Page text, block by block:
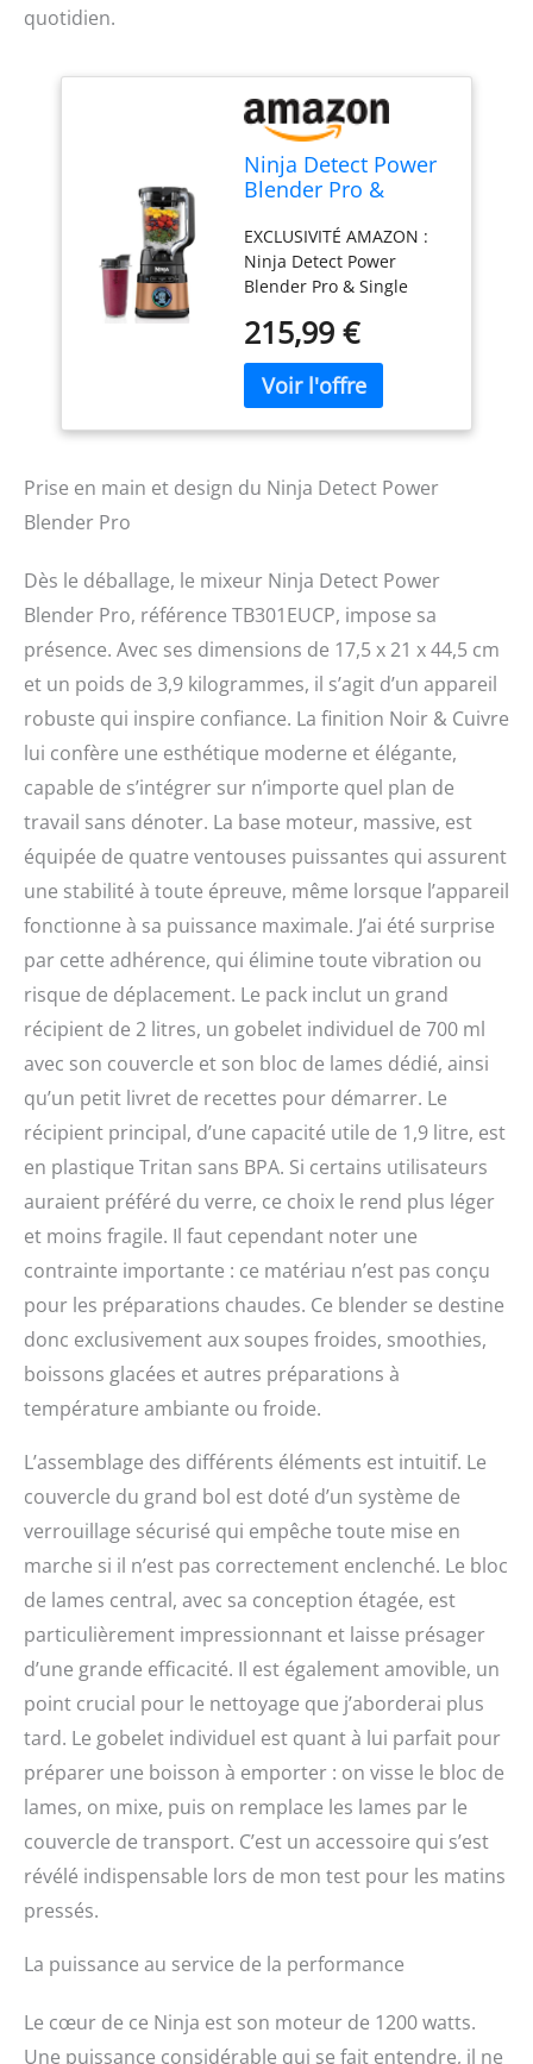
quotidien.
Ninja Detect Power
Blender Pro &
mixeur 1200W avec
récipient 2L, 1
gobelets individuel,
mixeur pour
smoothies et
boissons glacées,
hachage de
légumes, Noir &
Cuivre, TB301EUCP
EXCLUSIVITÉ AMAZON :
Ninja Detect Power
Blender Pro & Single
intelligemment les
ingrédients, la taille des
portions et la glace, puis
ajuste automatiquement
la vitesse, le temps et les
résultats parfaitement
ce mixeur personnel en
un seul appareil. Créez
des sauces et des
smoothies dans les
gobelets individuels. Ou
mixez des cocktails
dans le grand récipient
CADRAN DE DÉTECTION :
Le cadran facile à lire
vous permet de contrôler
entièrement le mixage, le
hachage, etc. Choisissez
parmi 15 modes (11
manuels et 4
automatiques).
Comprend également un
minuteur et une
notification d'ajout de
liquide MODES AUTO,
MANUEL et PRÉRÉGLÉ :
Les mixeurs Ninja Detect
vous permettent de
prendre le contrôle de
la technologie
automatique BlendSense,
des 10 vitesses et des
modes préréglés
pratiques INCLUS : Base
moteur de 1200 W,
récipient avec couvercle
de 2L (max. 1,9L de
liquide), 2 gobelets de
liquide), lame Ninja
Detect Total Crushing
pour écraser et hacher,
lames Hybrid Edge, guide
d'inspiration et de
sont : H : 44,5 cm x L : 21
cm x P : 17,5 cm. Poids :
4,83 kg. Couleur : Noir &
Cuivre
215,99 €
Prise en main et design du Ninja Detect Power
Blender Pro
Dès le déballage, le mixeur Ninja Detect Power
Blender Pro, référence TB301EUCP, impose sa
présence. Avec ses dimensions de 17,5 x 21 x 44,5 cm
et un poids de 3,9 kilogrammes, il s’agit d’un appareil
robuste qui inspire confiance. La finition Noir & Cuivre
lui confère une esthétique moderne et élégante,
capable de s’intégrer sur n’importe quel plan de
travail sans dénoter. La base moteur, massive, est
équipée de quatre ventouses puissantes qui assurent
une stabilité à toute épreuve, même lorsque l’appareil
fonctionne à sa puissance maximale. J’ai été surprise
par cette adhérence, qui élimine toute vibration ou
risque de déplacement. Le pack inclut un grand
récipient de 2 litres, un gobelet individuel de 700 ml
avec son couvercle et son bloc de lames dédié, ainsi
qu’un petit livret de recettes pour démarrer. Le
récipient principal, d’une capacité utile de 1,9 litre, est
en plastique Tritan sans BPA. Si certains utilisateurs
auraient préféré du verre, ce choix le rend plus léger
et moins fragile. Il faut cependant noter une
contrainte importante : ce matériau n’est pas conçu
pour les préparations chaudes. Ce blender se destine
donc exclusivement aux soupes froides, smoothies,
boissons glacées et autres préparations à
température ambiante ou froide.
L’assemblage des différents éléments est intuitif. Le
couvercle du grand bol est doté d’un système de
verrouillage sécurisé qui empêche toute mise en
marche si il n’est pas correctement enclenché. Le bloc
de lames central, avec sa conception étagée, est
particulièrement impressionnant et laisse présager
d’une grande efficacité. Il est également amovible, un
point crucial pour le nettoyage que j’aborderai plus
tard. Le gobelet individuel est quant à lui parfait pour
préparer une boisson à emporter : on visse le bloc de
lames, on mixe, puis on remplace les lames par le
couvercle de transport. C’est un accessoire qui s’est
révélé indispensable lors de mon test pour les matins
pressés.
La puissance au service de la performance
Le cœur de ce Ninja est son moteur de 1200 watts.
Une puissance considérable qui se fait entendre, il ne